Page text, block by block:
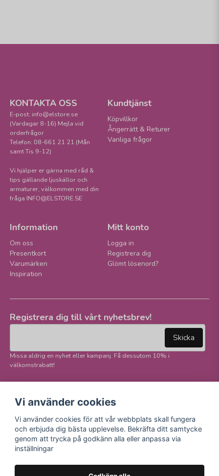
KONTAKTA OSS
E-post: info@elstore.se
(Vardagar 8-16) Mejla vid
orderfrågor
Telefon: 08-661 21 21 (Mån
samt Tis 9-12)
Vi hjälper er gärna med råd &
tips gällande ljuskällor och
armaturer, välkommen med din
fråga INFO@ELSTORE.SE
Kundtjänst
Köpvillkor
Ångerrätt & Returer
Vanliga frågor
Information
Om oss
Presentkort
Varumärken
Inspiration
Mitt konto
Logga in
Registrera dig
Glömt lösenord?
Registrera dig till vårt nyhetsbrev!
Skicka
Missa aldrig en nyhet eller kampanj. Få dessutom 10% i
välkomstrabatt!
sociala medier!
Facebook
Instagram
Youtube
E-handel
Vi använder cookies
Vi använder cookies för att vår webbplats skall fungera
och erbjuda dig bästa upplevelse. Bekräfta ditt samtycke
genom att trycka på godkänn alla eller anpassa via
inställningar